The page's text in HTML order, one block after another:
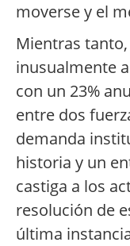
moverse y el
Mientras
inusualmente
con un 23%
entre dos
demanda
historia y un
castiga a los
resolución de
última